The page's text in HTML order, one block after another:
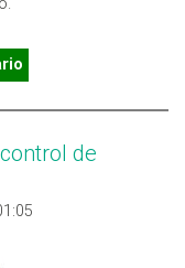
PREVIA AL
de